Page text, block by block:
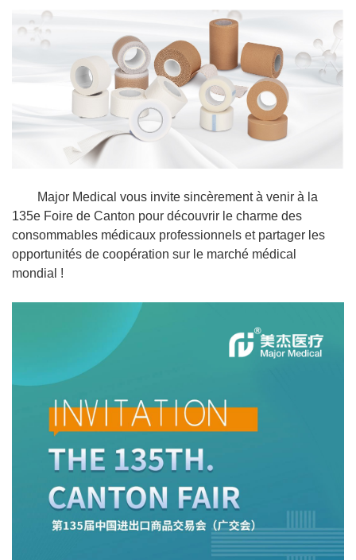
Major Medical vous invite sincèrement à venir à la
135e Foire de Canton pour découvrir le charme des
consommables médicaux professionnels et partager les
opportunités de coopération sur le marché médical
mondial !